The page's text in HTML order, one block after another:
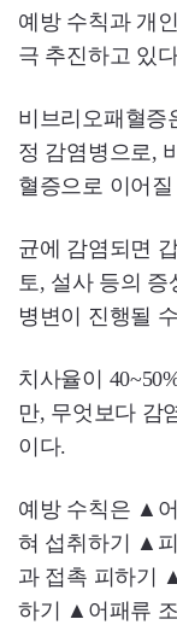
예방 수칙과 개
극 추진하고 있
비브리오패혈증
정 감염병으로,
혈증으로 이어
균에 감염되면
토, 설사 등의 증
병변이 진행될
치사율이
만, 무엇보다 감
이다.
예방 수칙은 ▲
혀 섭취하기 ▲
과 접촉 피하기
하기 ▲어패류 조